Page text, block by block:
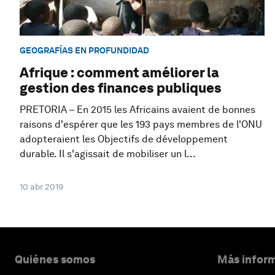
GEOGRAFÍAS EN PROFUNDIDAD
Afrique : comment améliorer la
gestion des finances publiques
PRETORIA – En 2015 les Africains avaient de bonnes
raisons d'espérer que les 193 pays membres de l'ONU
adopteraient les Objectifs de développement
durable. Il s'agissait de mobiliser un l...
10 abr 2019
Quiénes somos Más